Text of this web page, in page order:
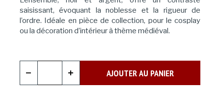
saisissant, évoquant la noblesse et la rigueur de
l’ordre. Idéale en pièce de collection, pour le cosplay
ou la décoration d’intérieur à thème médiéval.
AJOUTER AU PANIER